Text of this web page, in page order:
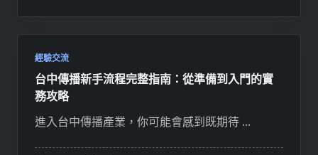
經驗交流
台中傳播新手流程完整指南：從準備到入門的實
務攻略
進入台中傳播產業，你可能會感到既期待 ...